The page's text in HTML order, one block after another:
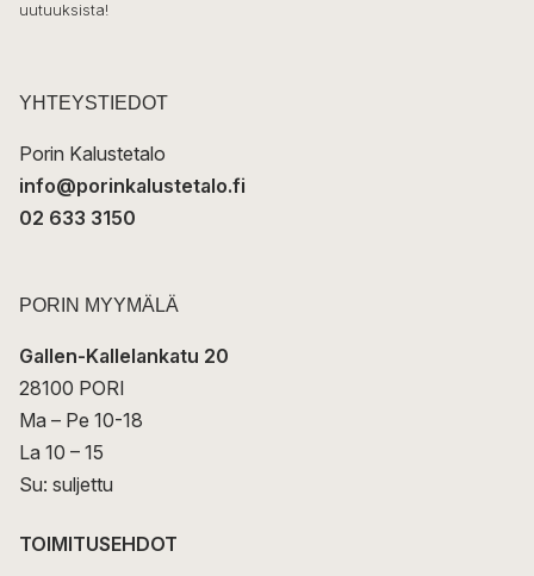
k
t
uutuuksista!
YHTEYSTIEDOT
Porin Kalustetalo
info@porinkalustetalo.fi
02 633 3150
PORIN MYYMÄLÄ
Gallen-Kallelankatu 20
28100 PORI
Ma – Pe 10-18
La 10 – 15
Su: suljettu
TOIMITUSEHDOT